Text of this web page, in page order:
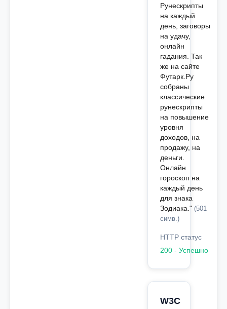
Рунескрипты
на каждый
день, заговоры
на удачу,
онлайн
гадания. Так
же на сайте
Футарк.Ру
собраны
классические
рунескрипты
на повышение
уровня
доходов, на
продажу, на
деньги.
Онлайн
гороскоп на
каждый день
для знака
Зодиака." (501
симв.)
HTTP статус
200 - Успешно
W3C